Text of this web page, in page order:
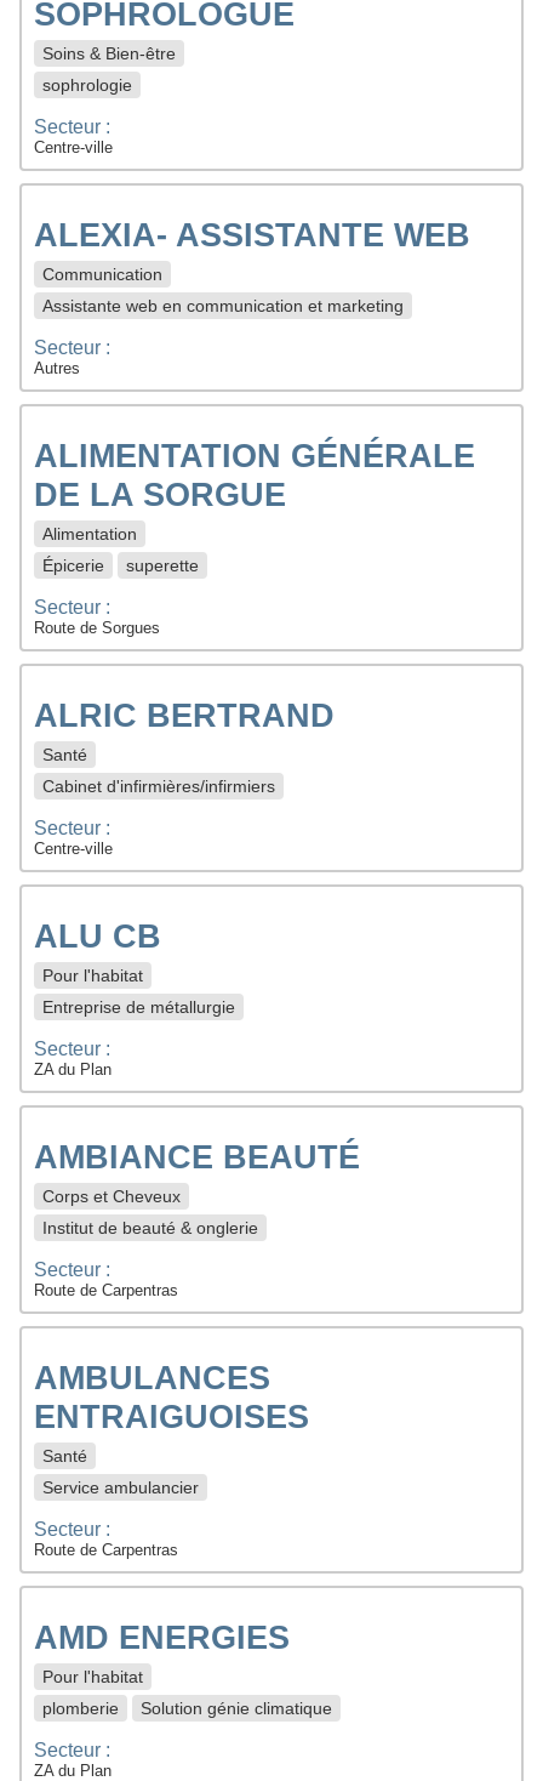
SOPHROLOGUE
Soins & Bien-être
sophrologie
Secteur :
Centre-ville
ALEXIA- ASSISTANTE WEB
Communication
Assistante web en communication et marketing
Secteur :
Autres
ALIMENTATION GÉNÉRALE
DE LA SORGUE
Alimentation
Épicerie
superette
Secteur :
Route de Sorgues
ALRIC BERTRAND
Santé
Cabinet d'infirmières/infirmiers
Secteur :
Centre-ville
ALU CB
Pour l'habitat
Entreprise de métallurgie
Secteur :
ZA du Plan
AMBIANCE BEAUTÉ
Corps et Cheveux
Institut de beauté & onglerie
Secteur :
Route de Carpentras
AMBULANCES
ENTRAIGUOISES
Santé
Service ambulancier
Secteur :
Route de Carpentras
AMD ENERGIES
Pour l'habitat
plomberie
Solution génie climatique
Secteur :
ZA du Plan